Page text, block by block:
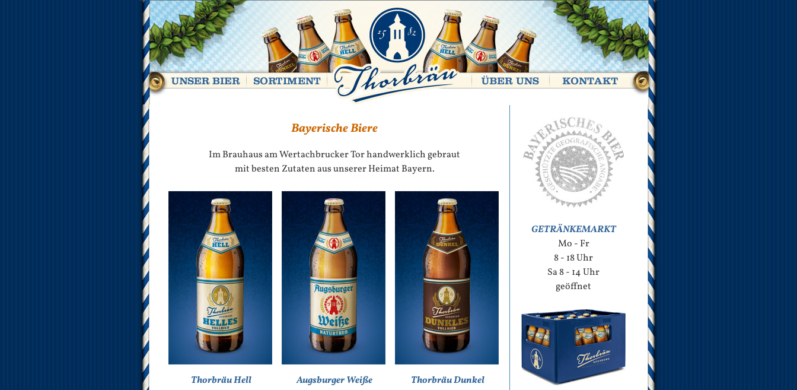
Bayerische Biere
Im Brauhaus am Wertachbrucker Tor handwerklich gebraut
mit besten Zutaten aus unserer Heimat Bayern.
Thorbräu Hell
Augsburger Weiße
Thorbräu Dunkel
GETRÄNKEMARKT
Mo - Fr
8 - 18 Uhr
Sa 8 - 14 Uhr
geöffnet